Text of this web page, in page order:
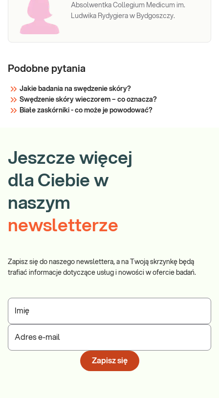
Absolwentka Collegium Medicum im.
Ludwika Rydygiera w Bydgoszczy.
Podobne pytania
Jakie badania na swędzenie skóry?
Swędzenie skóry wieczorem – co oznacza?
Białe zaskórniki - co może je powodować?
Jeszcze więcej
dla Ciebie w
naszym
newsletterze
Zapisz się do naszego newslettera, a na Twoją skrzynkę będą
trafiać informacje dotyczące usług i nowości w ofercie badań.
Imię
Adres e-mail
Zapisz się